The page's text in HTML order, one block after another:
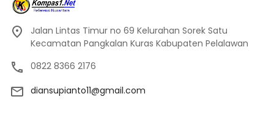
Jalan Lintas Timur no 69 Kelurahan Sorek Satu
Kecamatan Pangkalan Kuras Kabupaten Pelalawan
0822 8366 2176
diansupianto11@gmail.com